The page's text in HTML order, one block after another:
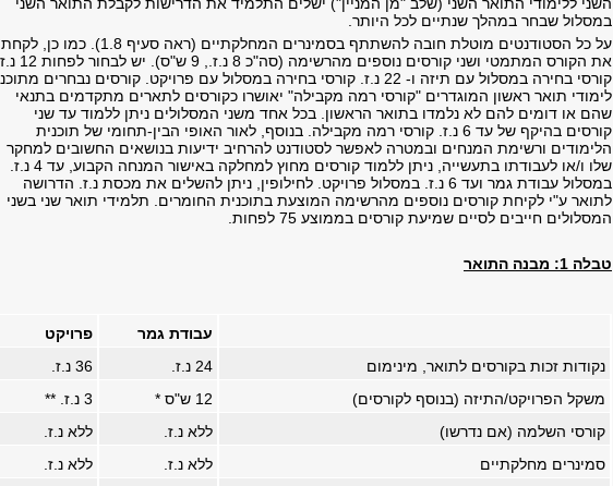
במסלול שבחר במהלך שנתיים לכל היותר.
על כל הסטודנטים מוטלת חובה להשתתף בסמינרים המחלקתיים (ראה סעיף 1.8). כמו כן, לקחת
את הקורס המתמטי ושני קורסים נוספים מהרשימה (סה"כ 8
קורסי בחירה במסלול עם תיזה ו- 22 נ.ז. קורסי בחירה במסלול עם פרויקט. קורסים נבחרים
לימודי תואר ראשון המוגדרים "קורסי רמה מקבילה" יאושרו כקורסים לתארים מתקדמים בתנאי
שהם או דומים להם לא נלמדו בתואר הראשון. בכל אחד משני המסלולים ניתן ללמוד עד שני
קורסים בהיקף של עד 6 נ.ז. קורסי רמה מקבילה. בנוסף, לאור האופי הבין-תחומי של תוכנית
הלימודים ורשימת המנחים ובמטרה לאפשר לסטודנט להרחיב ידיעות בנושאים החשובים למחקר
שלו ו/או לעבודתו בתעשייה, ניתן ללמוד קורסים מחוץ למחלקה באישור המנחה הקבוע, עד 4 נ.ז.
במסלול עבודת גמר ועד 6 נ.ז. במסלול פרויקט. לחילופין, ניתן להשלים את מכסת נ.ז. הדרושה
לתואר ע"י לקיחת קורסים נוספים מהרשימה המוצעת בתוכנית החומרים. תלמידי תואר שני בשני
המסלולים חייבים לסיים שמיעת קורסים בממוצע 75 לפחות.
טבלה 1: מבנה התואר
עבודת גמר
פרויקט
נקודות זכות בקורסים לתואר, מינימום
24 נ.ז.
36 נ.ז.
משקל הפרויקט/התיזה (בנוסף לקורסים)
12 ש"ס *
3 נ.ז. **
קורסי השלמה (אם נדרשו)
ללא נ.ז.
ללא נ.ז.
סמינרים מחלקתיים
ללא נ.ז.
ללא נ.ז.